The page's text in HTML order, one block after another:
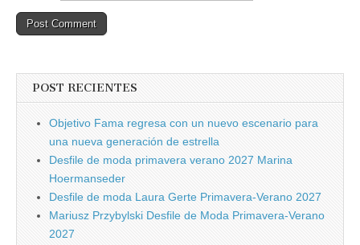
POST RECIENTES
Objetivo Fama regresa con un nuevo escenario para
una nueva generación de estrella
Desfile de moda primavera verano 2027 Marina
Hoermanseder
Desfile de moda Laura Gerte Primavera-Verano 2027
Mariusz Przybylski Desfile de Moda Primavera-Verano
2027